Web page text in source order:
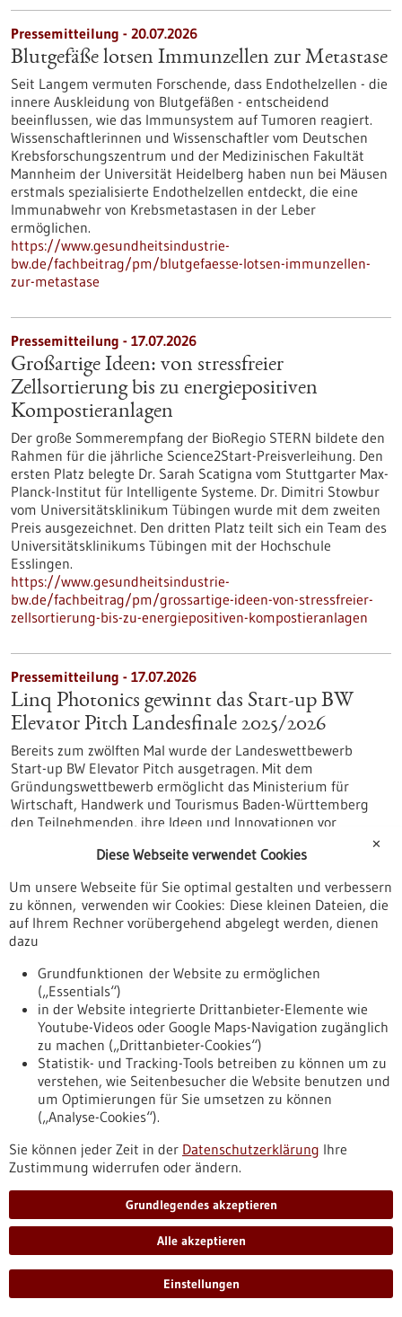
Pressemitteilung - 20.07.2026
Blutgefäße lotsen Immunzellen zur Metastase
Seit Langem vermuten Forschende, dass Endothelzellen - die
innere Auskleidung von Blutgefäßen - entscheidend
beeinflussen, wie das Immunsystem auf Tumoren reagiert.
Wissenschaftlerinnen und Wissenschaftler vom Deutschen
Krebsforschungszentrum und der Medizinischen Fakultät
Mannheim der Universität Heidelberg haben nun bei Mäusen
erstmals spezialisierte Endothelzellen entdeckt, die eine
Immunabwehr von Krebsmetastasen in der Leber
ermöglichen.
https://www.gesundheitsindustrie-
bw.de/fachbeitrag/pm/blutgefaesse-lotsen-immunzellen-
zur-metastase
Pressemitteilung - 17.07.2026
Großartige Ideen: von stressfreier
Zellsortierung bis zu energiepositiven
Kompostieranlagen
Der große Sommerempfang der BioRegio STERN bildete den
Rahmen für die jährliche Science2Start-Preisverleihung. Den
ersten Platz belegte Dr. Sarah Scatigna vom Stuttgarter Max-
Planck-Institut für Intelligente Systeme. Dr. Dimitri Stowbur
vom Universitätsklinikum Tübingen wurde mit dem zweiten
Preis ausgezeichnet. Den dritten Platz teilt sich ein Team des
Universitätsklinikums Tübingen mit der Hochschule
Esslingen.
https://www.gesundheitsindustrie-
bw.de/fachbeitrag/pm/grossartige-ideen-von-stressfreier-
zellsortierung-bis-zu-energiepositiven-kompostieranlagen
Pressemitteilung - 17.07.2026
Linq Photonics gewinnt das Start-up BW
Elevator Pitch Landesfinale 2025/2026
Bereits zum zwölften Mal wurde der Landeswettbewerb
Start-up BW Elevator Pitch ausgetragen. Mit dem
Gründungswettbewerb ermöglicht das Ministerium für
Wirtschaft, Handwerk und Tourismus Baden-Württemberg
den Teilnehmenden, ihre Ideen und Innovationen vor
https://www.gesundheitsindustrie-
elevator-pitch-landesfinale-20252026
Förderung von Transferhubs im Rahmen des
Programms „Transferinitiative F.A.S.T. –
Forschung, Ausgründungen, Skalierung,
Transfer“
Förderprogramm, Förderung durch:BMFTR,
Einreichungsfrist: 31.08.2026
https://www.gesundheitsindustrie-
von-transferhubs-im-rahmen-des-programms-
transferinitiative-fst-forschung-ausgruendungen-skalierung-
tr
Förderung von Transferhubs im Rahmen des
Programms „Transferinitiative F.A.S.T. –
✕
Diese Webseite verwendet Cookies
Um unsere Webseite für Sie optimal gestalten und verbessern
zu können, verwenden wir Cookies: Diese kleinen Dateien, die
auf Ihrem Rechner vorübergehend abgelegt werden, dienen
dazu
Grundfunktionen der Website zu ermöglichen
(„Essentials“)
in der Website integrierte Drittanbieter-Elemente wie
Youtube-Videos oder Google Maps-Navigation zugänglich
zu machen („Drittanbieter-Cookies“)
Statistik- und Tracking-Tools betreiben zu können um zu
verstehen, wie Seitenbesucher die Website benutzen und
um Optimierungen für Sie umsetzen zu können
(„Analyse-Cookies“).
Sie können jeder Zeit in der Datenschutzerklärung Ihre
Zustimmung widerrufen oder ändern.
Grundlegendes akzeptieren
Alle akzeptieren
Einstellungen